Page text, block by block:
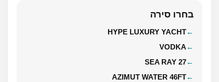
בחרו סירה
HYPE LUXURY YACHT
VODKA
SEA RAY 27
AZIMUT WATER 46FT